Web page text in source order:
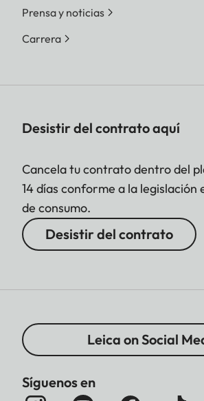
Prensa y noticias
Carrera
Desistir del contrato aquí
Cancela tu contrato dentro del
14 días conforme a la legislación
de consumo.
Desistir del contrato
Leica on Social
Síguenos en